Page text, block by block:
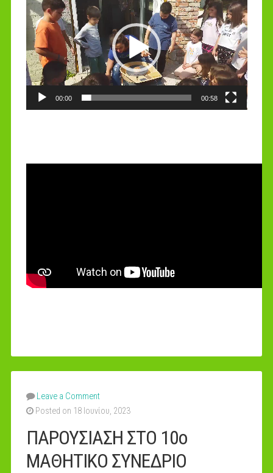
Αναπαραγωγής
Βίντεο
00:00 00:58
Leave a Comment
Posted on 18 Ιουνίου, 2023
ΠΑΡΟΥΣΙΑΣΗ ΣΤΟ 10ο
ΜΑΘΗΤΙΚΟ ΣΥΝΕΔΡΙΟ